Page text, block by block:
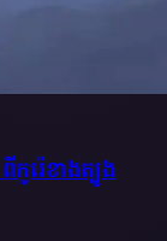
រ៉េខាងត្បូង